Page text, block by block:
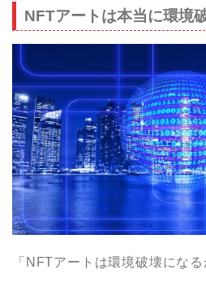
NFTアートは本当に環境
「NFTアートは環境破壊にな